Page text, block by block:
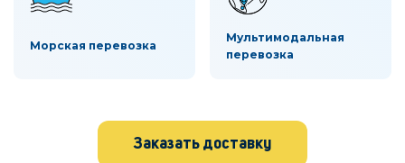
Морская перевозка
Мультимодальная
перевозка
Заказать доставку